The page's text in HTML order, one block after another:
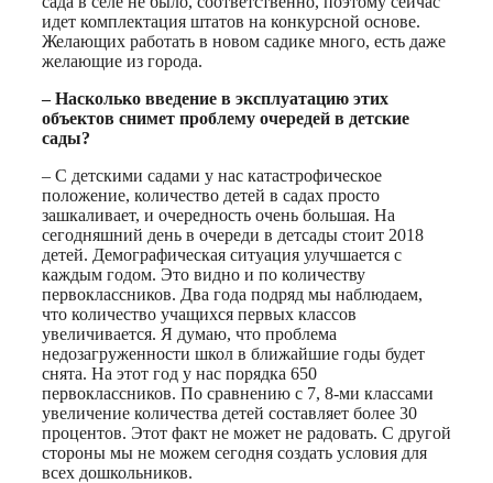
идет комплектация штатов на конкурсной основе.
Желающих работать в новом садике много, есть даже
желающие из города.
– Насколько введение в эксплуатацию этих
объектов снимет проблему очередей в детские
сады?
– С детскими садами у нас катастрофическое
положение, количество детей в садах просто
зашкаливает, и очередность очень большая. На
сегодняшний день в очереди в детсады стоит 2018
детей. Демографическая ситуация улучшается с
каждым годом. Это видно и по количеству
первоклассников. Два года подряд мы наблюдаем,
что количество учащихся первых классов
увеличивается. Я думаю, что проблема
недозагруженности школ в ближайшие годы будет
снята. На этот год у нас порядка 650
первоклассников. По сравнению с 7, 8-ми классами
увеличение количества детей составляет более 30
процентов. Этот факт не может не радовать. С другой
стороны мы не можем сегодня создать условия для
всех дошкольников.